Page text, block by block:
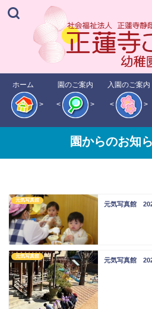
ホーム
>
園のご案内
< >
入園のご案内
< >
園からのお知
元気写真館
元気写真館
元気写真館
元気写真館